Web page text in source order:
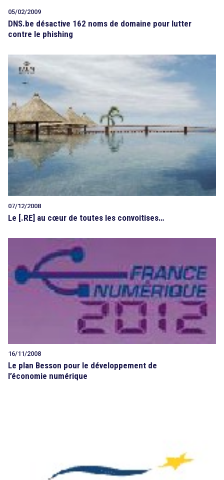
05/02/2009
DNS.be désactive 162 noms de domaine pour lutter
contre le phishing
07/12/2008
Le [.RE] au cœur de toutes les convoitises…
16/11/2008
Le plan Besson pour le développement de
l’économie numérique